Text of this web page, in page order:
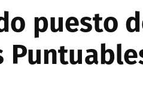
puesto